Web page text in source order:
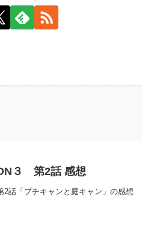
３ 第2話 感想
「プチキャンと庭キャン」の感想